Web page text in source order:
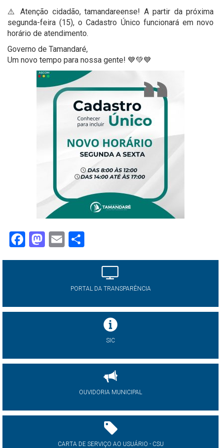
⚠️ Atenção cidadão, tamandareense! A partir da próxima
segunda-feira (15), o Cadastro Único funcionará em novo
horário de atendimento.
Governo de Tamandaré,
Um novo tempo para nossa gente! 💙💚💙
Facebook
Mastodon
Email
PORTAL DA TRANSPARÊNCIA
SIC
OUVIDORIA MUNICIPAL
CARTA DE SERVIÇO AO USUÁRIO - CSU